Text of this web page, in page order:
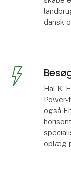
dansk
Hal K:
Power-
også
oplæg